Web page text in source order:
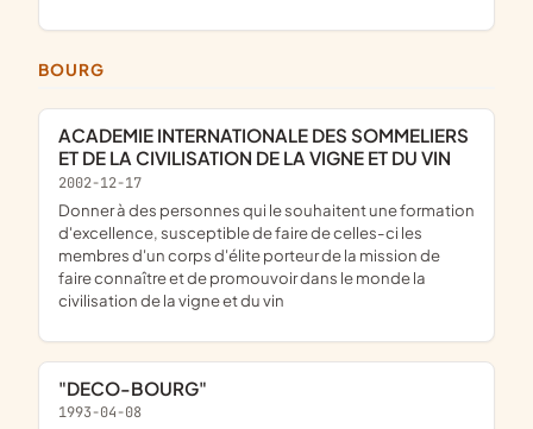
BOURG
ACADEMIE INTERNATIONALE DES SOMMELIERS
ET DE LA CIVILISATION DE LA VIGNE ET DU VIN
2002-12-17
donner à des personnes qui le souhaitent une formation
d'excellence, susceptible de faire de celles-ci les
membres d'un corps d'élite porteur de la mission de
faire connaître et de promouvoir dans le monde la
civilisation de la vigne et du vin
"DECO-BOURG"
1993-04-08